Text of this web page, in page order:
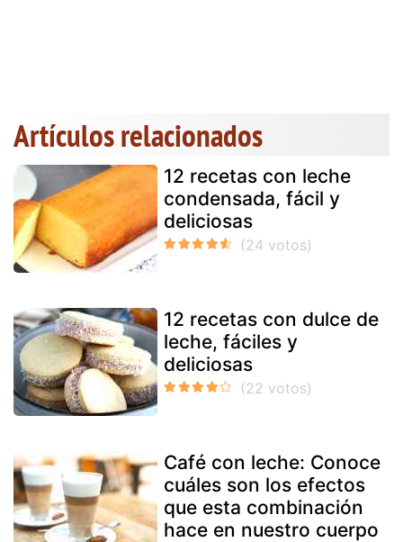
Artículos relacionados
12 recetas con leche
condensada, fácil y
deliciosas
12 recetas con dulce de
leche, fáciles y
deliciosas
Café con leche: Conoce
cuáles son los efectos
que esta combinación
hace en nuestro cuerpo